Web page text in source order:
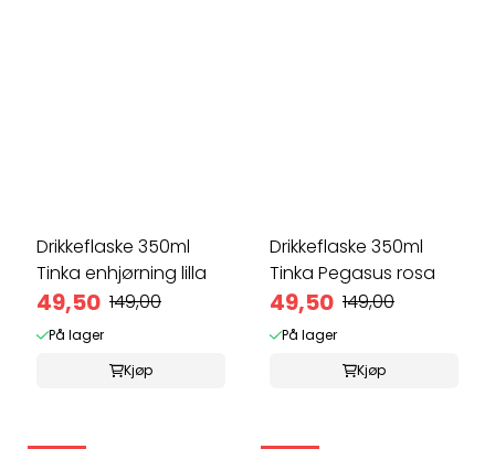
Drikkeflaske 350ml
Tinka enhjørning lilla
49,50 149,00
På lager
Kjøp
Drikkeflaske 350ml
Tinka Pegasus rosa
49,50 149,00
På lager
Kjøp